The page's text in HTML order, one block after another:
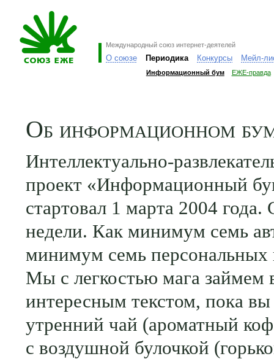
Международный союз интернет-деятелей
О союзе Периодика Конкурсы Мейл-
Информационный бум ЕЖЕ-правда
Об информационном
Интеллектуально-
проект «Информационный
стартовал 1 марта 2004 года.
недели. Как минимум семь
минимум семь персональных
Мы с легкостью мага займем
интересным текстом, пока вы
утренний чай (ароматный
с воздушной булочкой